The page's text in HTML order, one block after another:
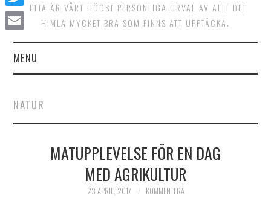
DETTA ÄR VÅRT HÖGST PERSONLIGA URVAL AV ALLT DET
HIMLA MYCKET BRA SOM FINNS ATT UPPTÄCKA.
MENU
HIMLAGRÖNT
HIMLAMYSIGT
HIMLASNYGGT
NATUR
MATUPPLEVELSE FÖR EN DAG
MED AGRIKULTUR
23 APRIL, 2017 KOMMENTERA
Twitter
Email